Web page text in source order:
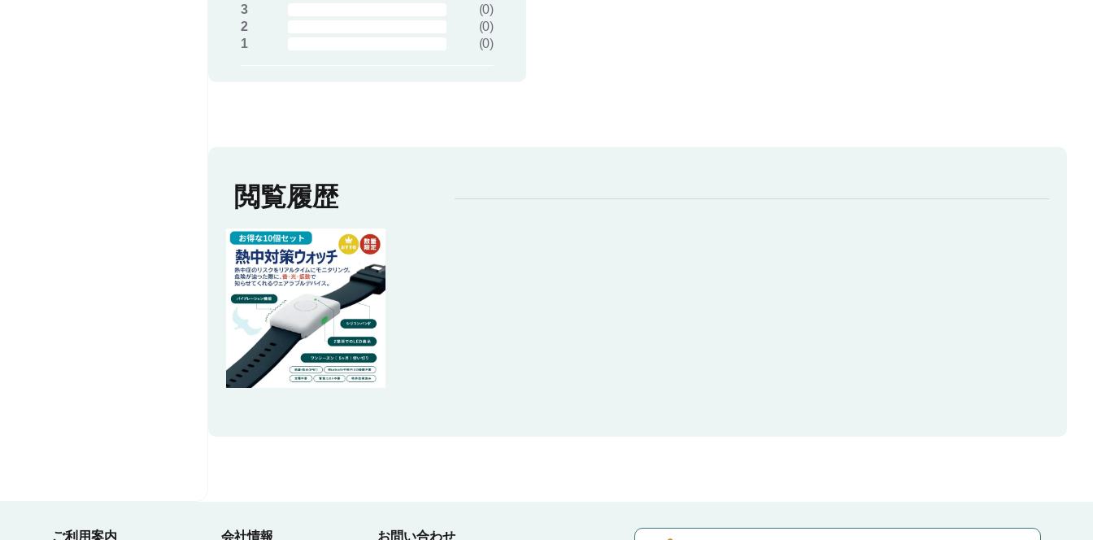
3
(0)
2
(0)
1
(0)
閲覧履歴
ご利用案内 会社情報 お問い合わせ